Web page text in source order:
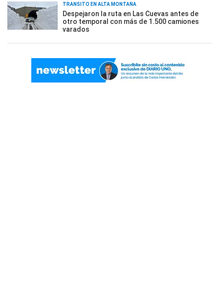
TRÁNSITO EN ALTA MONTAÑA
Despejaron la ruta en Las Cuevas antes de
otro temporal con más de 1.500 camiones
varados